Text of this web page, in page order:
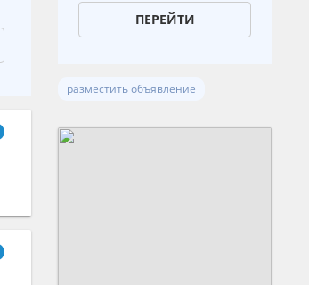
ПЕРЕЙТИ
разместить объявление